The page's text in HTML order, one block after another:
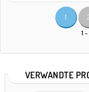
1
1
VERWANDTE